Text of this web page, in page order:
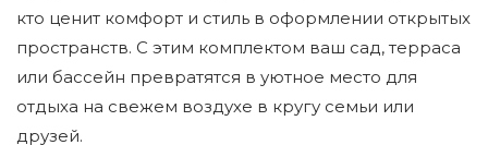
кто ценит комфорт и стиль в оформлении открытых
пространств. С этим комплектом ваш сад, терраса
или бассейн превратятся в уютное место для
отдыха на свежем воздухе в кругу семьи или
друзей.